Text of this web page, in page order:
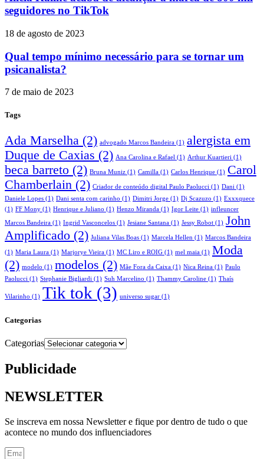
seguidores no TikTok
18 de agosto de 2023
Qual tempo mínimo necessário para se tornar um
psicanalista?
7 de maio de 2023
Tags
Ada Marselha (2) advogado Marcos Bandeira (1) alergista em
Duque de Caxias (2) Ana Carolina e Rafael (1) Arthur Kuartieri (1)
beca barreto (2) Bruna Muniz (1) Camilla (1) Carlos Henrique (1) Carol
Chamberlain (2) Criador de conteúdo digital Paulo Paolucci (1) Dani (1)
Daniele Lopes (1) Dani senta com carinho (1) Dimitri Jorge (1) Dj Scazuzo (1) Exxxquece
(1) FF Mony (1) Henrique e Juliano (1) Henzo Miranda (1) Igor Leite (1) infleuncer
Marcos Bandeira (1) Ingrid Vasconcelos (1) Jesiane Santana (1) Jessy Robot (1) John
Amplificado (2) Juliana Vilas Boas (1) Marcela Hellen (1) Marcos Bandeira
(1) Maria Laura (1) Marjorye Vieira (1) MC Liro e ROIG (1) mel maia (1) Moda
(2) modelo (1) modelos (2) Mãe Fora da Caixa (1) Nica Reina (1) Paulo
Paolucci (1) Stephanie Bigliardi (1) Suh Marcelino (1) Thammy Caroline (1) Thaís
Vilarinho (1) Tik tok (3) universo sugar (1)
Categorias
Categorias
Publicidade
NEWSLETTER
Se inscreva em nossa Newsletter e fique por dentro de tudo o que
acontece no mundo dos influenciadores